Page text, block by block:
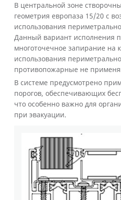
В центральной зоне
геометрия европаза 15/20 с
использования
Данный вариант исполнения
многоточечное запирание на
использования
противопожарные не
В системе предусмотрено
порогов, обеспечивающих
что особенно важно для
при эвакуации.